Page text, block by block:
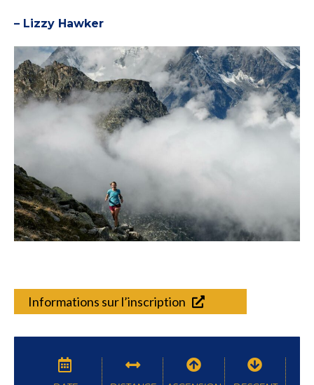
– Lizzy Hawker
Informations sur l’inscription